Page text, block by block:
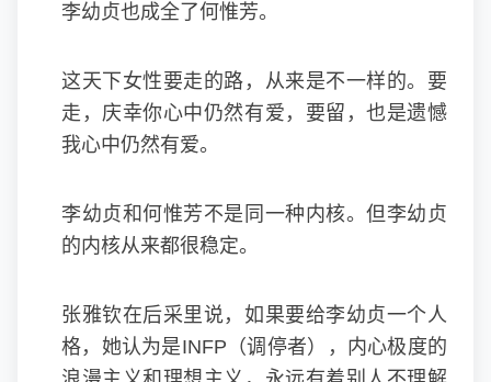
李幼贞也成全了何惟芳。
这天下女性要走的路，从来是不一样的。要
走，庆幸你心中仍然有爱，要留，也是遗憾
我心中仍然有爱。
李幼贞和何惟芳不是同一种内核。但李幼贞
的内核从来都很稳定。
张雅钦在后采里说，如果要给李幼贞一个人
格，她认为是INFP（调停者），内心极度的